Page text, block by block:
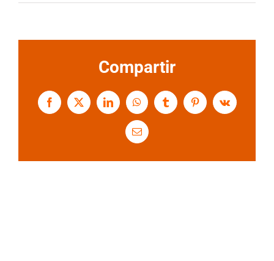
Compartir
Facebook
X LinkedInWhatsAppTumblr PinterestVk
Correo
electrónico